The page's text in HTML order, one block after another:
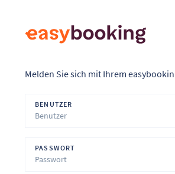
Melden Sie sich mit Ihrem
BENUTZER
PASSWORT